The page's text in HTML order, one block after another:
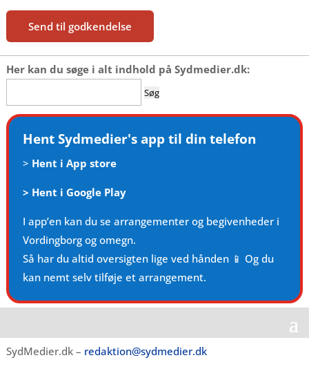
Send til godkendelse
Her kan du søge i alt indhold på Sydmedier.dk:
efter:
Hent Sydmedier's app til din telefon
> Hent i App store
> Hent i Google Play
I app’en kan du se arrangementer og begivenheder i
Vordingborg og omegn.
Så har du altid oversigten lige ved hånden 📱 Og du
kan nemt selv tilføje et arrangement.
SydMedier.dk – redaktion@sydmedier.dk